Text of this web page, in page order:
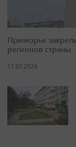
Приморье
регионов страны
17.07.2026